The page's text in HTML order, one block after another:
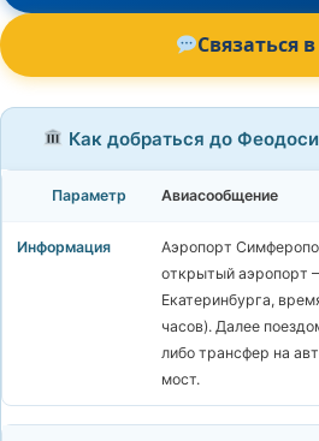
Связаться
Как добраться до
Авиасообщение
Аэропорт
открытый аэропорт
Екатеринбурга,
часов). Далее
либо трансфер на
мост.